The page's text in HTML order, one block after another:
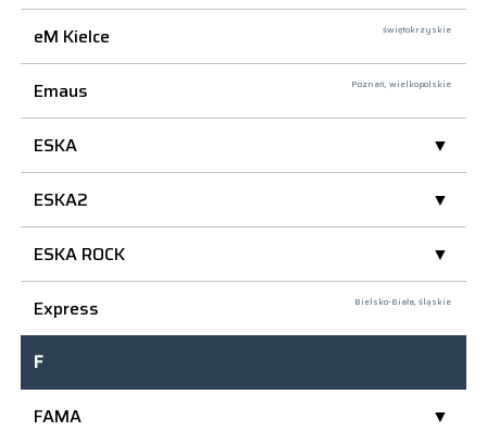
eM Kielce świętokrzyskie
Emaus Poznań, wielkopolskie
ESKA
ESKA2
ESKA ROCK
Express
Bielsko-Biała, śląskie
F
FAMA